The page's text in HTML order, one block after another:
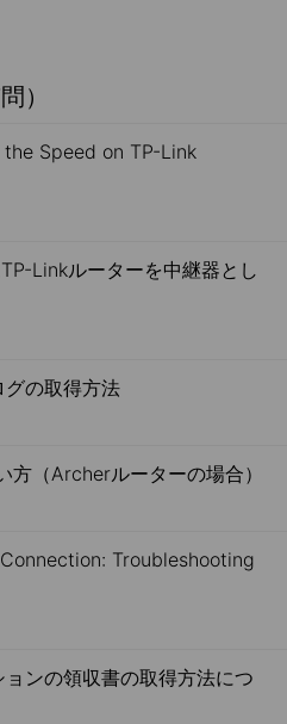
）
Speed on TP-Link
Linkルーターを中継器とし
の取得方法
方（Archerルーターの場合）
Troubleshooting
ンの領収書の取得方法につ